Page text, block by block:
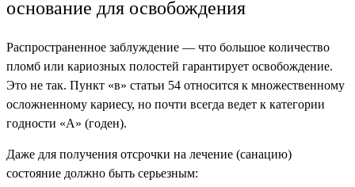
основание для освобождения
Распространенное заблуждение — что большое количество
пломб или кариозных полостей гарантирует освобождение.
Это не так. Пункт «в» статьи 54 относится к множественному
осложненному кариесу, но почти всегда ведет к категории
годности «А» (годен).
Даже для получения отсрочки на лечение (санацию)
состояние должно быть серьезным: